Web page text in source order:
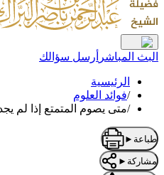
البث المباشر أرسل سؤالك
الرئيسية
/فوائد العلوم
/متى يصوم المتمتع إذا لم
طباعة ►
مشاركة ►